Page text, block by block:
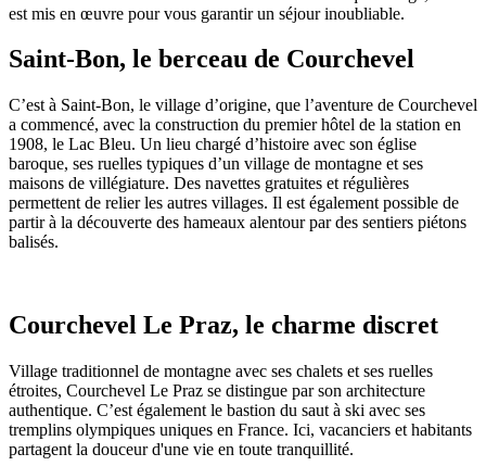
est mis en œuvre pour vous garantir un séjour inoubliable.
Saint-Bon, le berceau de Courchevel
C’est à Saint-Bon, le village d’origine, que l’aventure de Courchevel
a commencé, avec la construction du premier hôtel de la station en
1908, le Lac Bleu. Un lieu chargé d’histoire avec son église
baroque, ses ruelles typiques d’un village de montagne et ses
maisons de villégiature. Des navettes gratuites et régulières
permettent de relier les autres villages. Il est également possible de
partir à la découverte des hameaux alentour par des sentiers piétons
balisés.
Courchevel Le Praz, le charme discret
Village traditionnel de montagne avec ses chalets et ses ruelles
étroites, Courchevel Le Praz se distingue par son architecture
authentique. C’est également le bastion du saut à ski avec ses
tremplins olympiques uniques en France. Ici, vacanciers et habitants
partagent la douceur d'une vie en toute tranquillité.